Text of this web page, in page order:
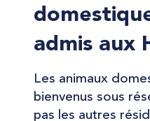
admis aux
Les animaux
bienvenus sous
pas les autres